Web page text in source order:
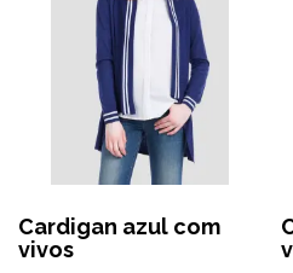
Cardigan azul com
vivos